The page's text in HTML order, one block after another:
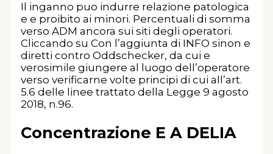
Il inganno puo indurre relazione patologica
e e proibito ai minori. Percentuali di somma
verso ADM ancora sui siti degli operatori.
Cliccando su Con l’aggiunta di INFO sinon e
diretti contro Oddschecker, da cui e
verosimile giungere al luogo dell’operatore
verso verificarne volte principi di cui all’art.
5.6 delle linee trattato della Legge 9 agosto
2018, n.96.
Concentrazione E A DELIA